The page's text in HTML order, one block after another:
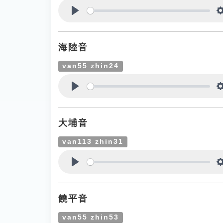
海陸音
van55 zhin24
大埔音
van113 zhin31
饒平音
van55 zhin53